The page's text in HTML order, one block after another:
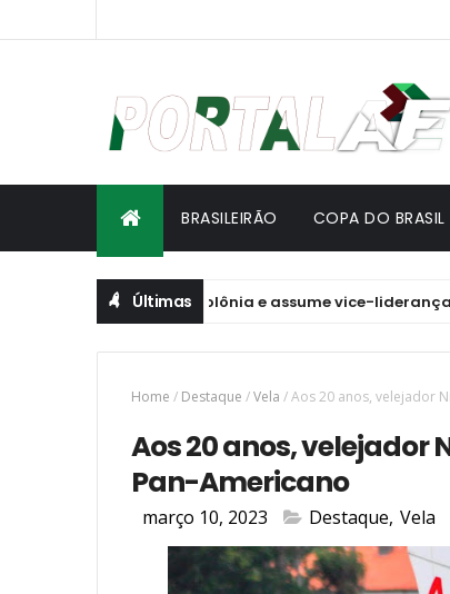
BRASILEIRÃO COPA DO BRASIL
Últimas
Brasil vence Polônia e assume vice-liderança
Home / Destaque /Vela /Aos 20 anos, velejador
Aos 20 anos, velejador
Pan-Americano
março 10, 2023 Destaque, Vela